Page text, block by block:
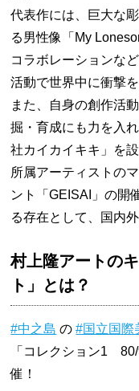
代表作には、巨大な
る男性像「My
コラボレーションな
活動で世界中に衝撃
また、自身の創作活
掘・育成にも力を入
社カイカイキキ」を設
所属アーティストの
ント「GEISAI」の開
る存在として、国内
村上隆アートの
ト」とは？
#中之島 の#国立国際
「コレクション1
催！